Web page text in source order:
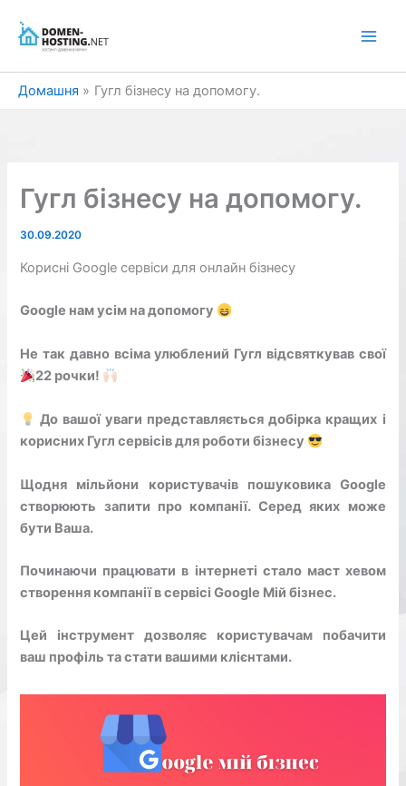
Домашня Гугл бізнесу на допомогу.
Гугл бізнесу на допомогу.
30.09.2020
Корисні Google сервіси для онлайн бізнесу
Google нам усім на допомогу
Не так давно всіма улюблений Гугл відсвяткував свої
22 рочки!
До вашої уваги представляється добірка кращих і
корисних Гугл сервісів для роботи бізнесу
Щодня мільйони користувачів пошуковика Google
створюють запити про компанії. Серед яких може
бути Ваша.
Починаючи працювати в інтернеті стало маст хевом
створення компанії в сервісі Google Мій бізнес.
Цей інструмент дозволяє користувачам побачити
ваш профіль та стати вашими клієнтами.